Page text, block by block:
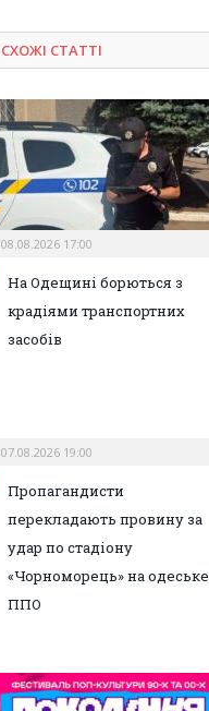
СХОЖІ СТАТТІ
08.08.2026 17:00
На Одещині борються з
крадіями транспортних
засобів
07.08.2026 19:00
Пропагандисти
перекладають провину за
удар по стадіону
«Чорноморець» на одеське
ППО